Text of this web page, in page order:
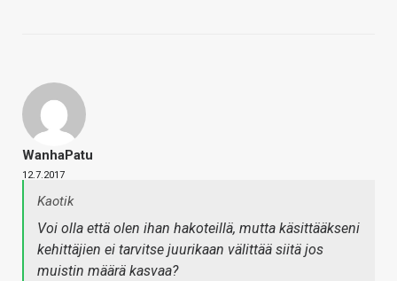
WanhaPatu
12.7.2017
Kaotik
Voi olla että olen ihan hakoteillä, mutta käsittääkseni
kehittäjien ei tarvitse juurikaan välittää siitä jos
muistin määrä kasvaa?